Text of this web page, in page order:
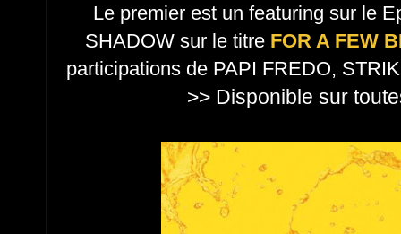
Le premier est un featuring sur le
SHADOW sur le titre FOR A FEW
participations de PAPI FREDO,
>> Disponible sur